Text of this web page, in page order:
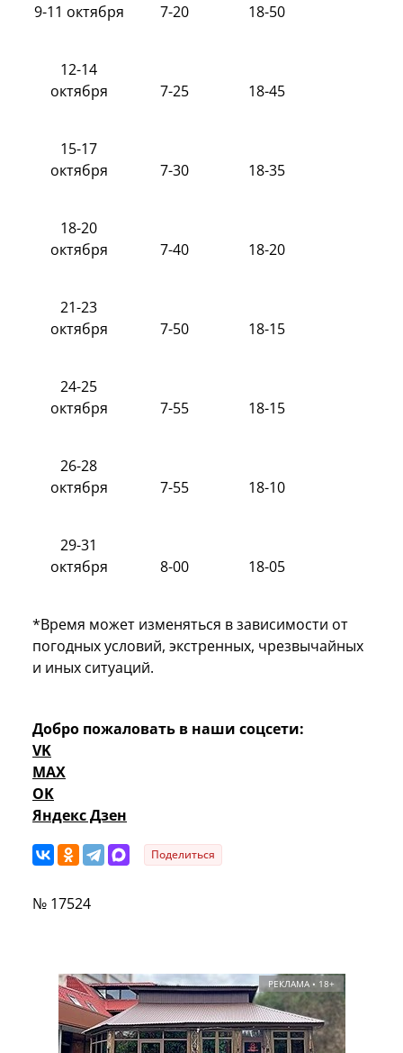
9-11 октября 7-20 18-50
12-14
октября
7-25 18-45
15-17
октября
7-30 18-35
18-20
октября
7-40 18-20
21-23
октября
7-50 18-15
24-25
октября
7-55 18-15
26-28
октября
7-55 18-10
29-31
октября
8-00 18-05
*Время может изменяться в зависимости от
погодных условий, экстренных, чрезвычайных
и иных ситуаций.
Добро пожаловать в наши соцсети:
VK
MAX
OK
Яндекс Дзен
Поделиться
№ 17524
РЕКЛАМА • 18+